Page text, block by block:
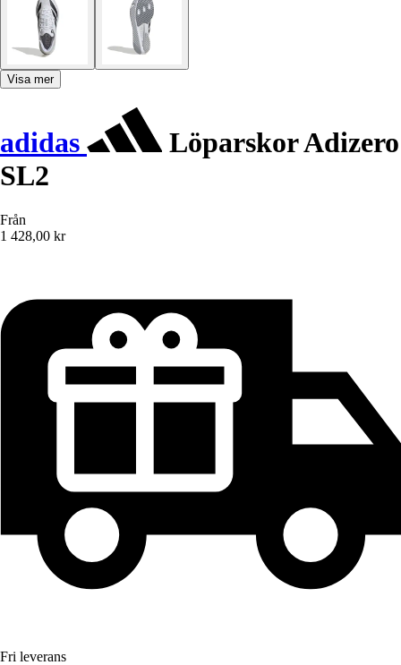
Visa mer
adidas
Löparskor Adizero
SL2
Från
1 428,00 kr
Fri leverans